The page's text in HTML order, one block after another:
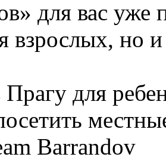
для вас уже
взрослых, но
Прагу для
Barrandov